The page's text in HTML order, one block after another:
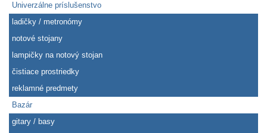
Univerzálne príslušenstvo
ladičky / metronómy
notové stojany
lampičky na notový stojan
čistiace prostriedky
reklamné predmety
Bazár
gitary / basy